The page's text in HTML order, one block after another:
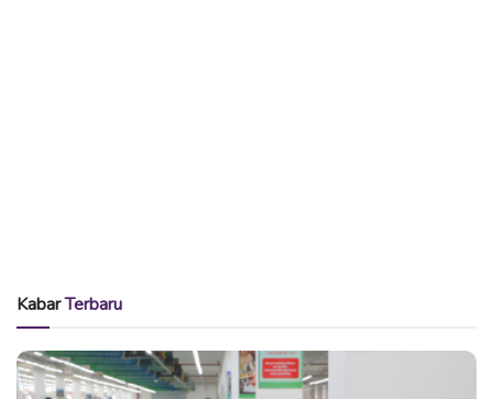
KabarTerbaru